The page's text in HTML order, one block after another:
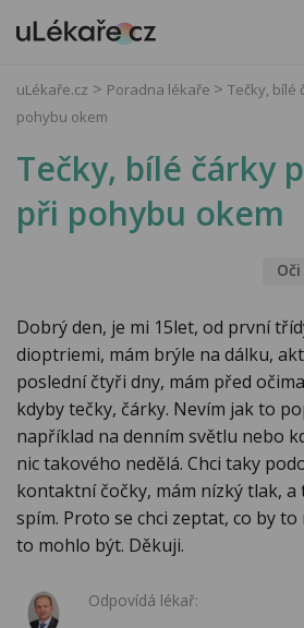
uLékaře.cz Poradna lékaře
Tečky, bílé
pohybu okem
Tečky, bílé čárky
při pohybu okem
Oči
Dobrý den, je mi 15let, od první
dioptriemi, mám brýle na dálku,
poslední čtyři dny, mám před
kdyby tečky, čárky. Nevím jak to
například na denním světlu nebo
nic takového nedělá. Chci taky
kontaktní čočky, mám nízký tlak, a
spím. Proto se chci zeptat, co by
to mohlo být. Děkuji.
Odpovídá lékař: